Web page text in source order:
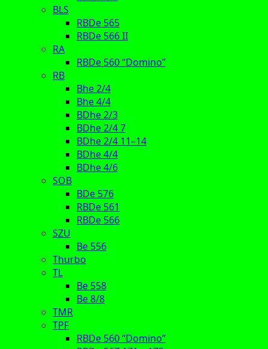
BLS
RBDe 565
RBDe 566 II
RA
RBDe 560 “Domino”
RB
Bhe 2/4
Bhe 4/4
BDhe 2/3
BDhe 2/4 7
BDhe 2/4 11–14
BDhe 4/4
BDhe 4/6
SOB
BDe 576
RBDe 561
RBDe 566
SZU
Be 556
Thurbo
TL
Be 558
Be 8/8
TMR
TPF
RBDe 560 “Domino”